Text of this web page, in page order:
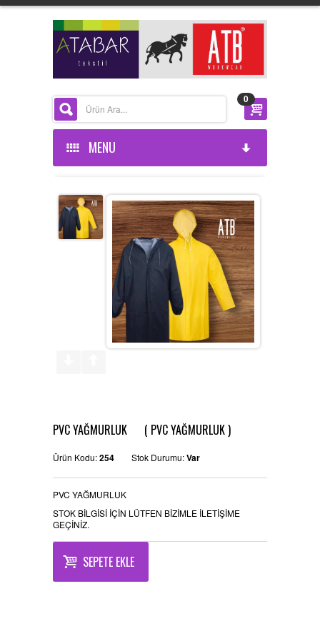
0
MENU
KURUMSAL
HAKKIMIZDA
BELGELERIMIZ
ÜRÜNLERİMİZ
REFERANSLAR
İLETİŞİM
PVC YAĞMURLUK ( PVC YAĞMURLUK )
Ürün Kodu:254 Stok Durumu:Var
PVC YAĞMURLUK
STOK BİLGİSİ İÇİN LÜTFEN BİZİMLE İLETİŞİME
GEÇİNİZ.
SEPETE EKLE